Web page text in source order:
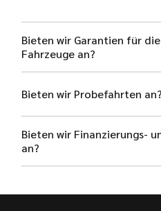
Bieten wir Garantien für
Fahrzeuge an?
Bieten wir Probefahrten an?
Bieten wir Finanzierungs-
an?